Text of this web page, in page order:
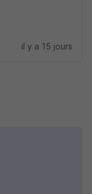
il y a 15 jours